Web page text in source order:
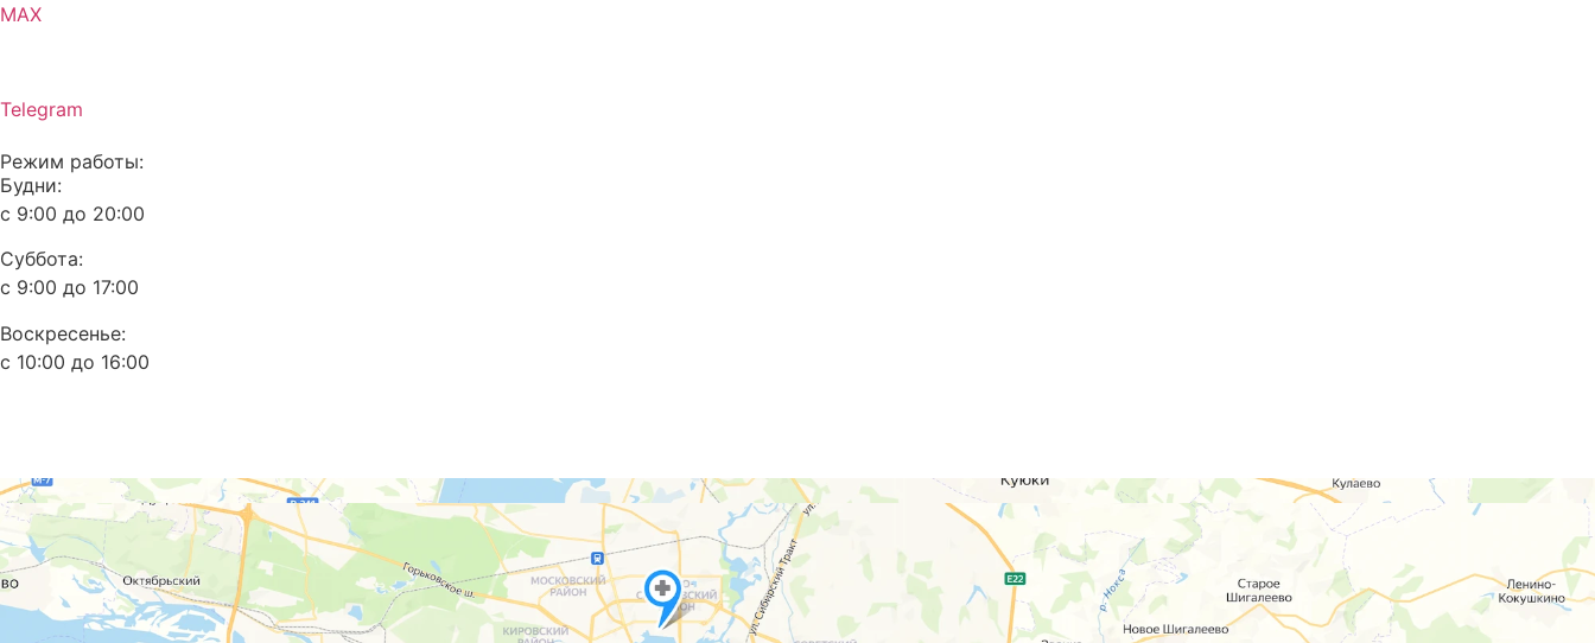
MAX
Telegram
Режим работы:
Будни:
с 9:00 до 20:00
Суббота:
с 9:00 до 17:00
Воскресенье:
с 10:00 до 16:00